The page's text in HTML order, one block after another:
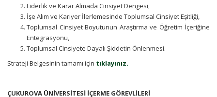
Liderlik ve Karar Almada Cinsiyet Dengesi,
İşe Alım ve Kariyer İlerlemesinde Toplumsal Cinsiyet Eşitliği,
Toplumsal Cinsiyet Boyutunun Araştırma ve Öğretim İçeriğine
Entegrasyonu,
Toplumsal Cinsiyete Dayalı Şiddetin Önlenmesi.
Strateji Belgesinin tamamı için tıklayınız.
ÇUKUROVA ÜNİVERSİTESİ İÇERME GÖREVLİLERİ